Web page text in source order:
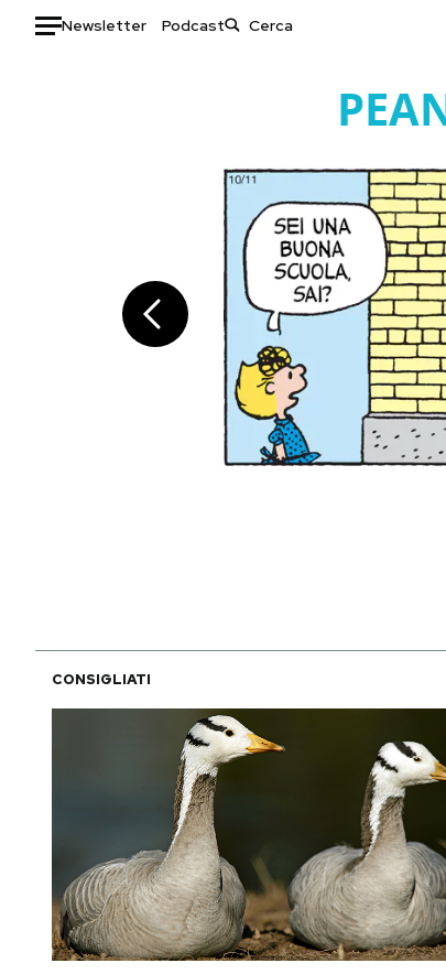
Newsletter Podcast
Tecnologia
Internet
Scienza
Libri
Consumismi
Storie/Idee
Ok Boomer!
Media
Europa
Altrecose
Mondiali calcio 2026
I MIEI PREFERITI
CALENDARIO
AREA PERSONALE
Area Personale
CONSIGLIATI